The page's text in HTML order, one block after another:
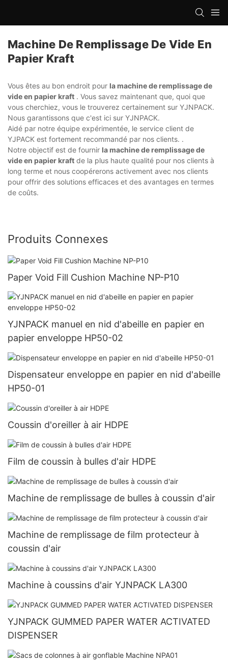
Machine De Remplissage De Vide En
Papier Kraft
Vous êtes au bon endroit pour la machine de remplissage de
vide en papier kraft . Vous savez maintenant que, quoi que
vous cherchiez, vous le trouverez certainement sur YJNPACK.
Nous garantissons que c'est ici sur YJNPACK.
Aidé par notre équipe expérimentée, le service client de
YJPACK est fortement recommandé par nos clients. .
Notre objectif est de fournir la machine de remplissage de
vide en papier kraft de la plus haute qualité pour nos clients à
long terme et nous coopérerons activement avec nos clients
pour offrir des solutions efficaces et des avantages en termes
de coûts.
Produits Connexes
Paper Void Fill Cushion Machine NP-P10
YJNPACK manuel en nid d'abeille en papier en
papier enveloppe HP50-02
Dispensateur enveloppe en papier en nid d'abeille
HP50-01
Coussin d'oreiller à air HDPE
Film de coussin à bulles d'air HDPE
Machine de remplissage de bulles à coussin d'air
Machine de remplissage de film protecteur à
coussin d'air
Machine à coussins d'air YJNPACK LA300
YJNPACK GUMMED PAPER WATER ACTIVATED
DISPENSER